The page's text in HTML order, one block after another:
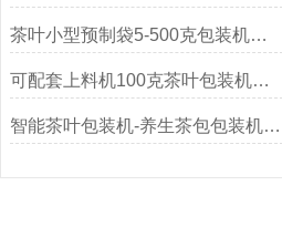
茶叶小型预制袋5-500克包装机生产商
可配套上料机100克茶叶包装机厂家
智能茶叶包装机-养生茶包包装机定制